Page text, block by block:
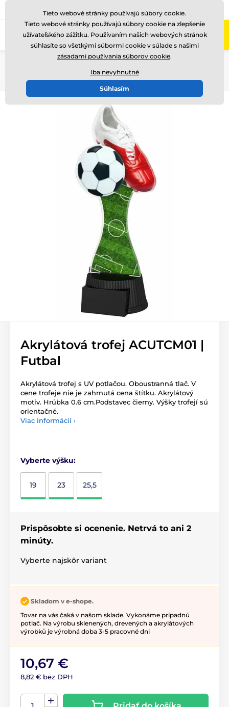
Zavolajte nám (Po-Pi 8-17) +421220255160
Akrylátová trofej ACUTCM01 |
Futbal
Akrylátová trofej s UV potlačou. Oboustranná tlač. V
cene trofeje nie je zahrnutá cena štítku. Akrylátový
motív. Hrúbka 0.6 cm.Podstavec čierny. Výšky trofejí sú
orientačné.
Viac informácií ›
Vyberte výšku:
19 23 25,5
Prispôsobte si ocenenie. Netrvá to ani 2
minúty.
Vyberte najskôr variant
Skladom v e-shope.
Tovar na vás čaká v našom sklade. Vykonáme prípadnú
potlač. Na výrobu sklenených, drevených a akrylátových
výrobků je výrobná doba 3-5 pracovné dni
10,67 €
8,82 € bez DPH
Tieto webové stránky používajú súbory cookie.
Tieto webové stránky používajú súbory cookie na zlepšenie
užívateľského zážitku. Používaním našich webových stránok
súhlasíte so všetkými súbormi cookie v súlade s našimi
zásadami používania súborov cookie.
Iba nevyhnutné
Súhlasím